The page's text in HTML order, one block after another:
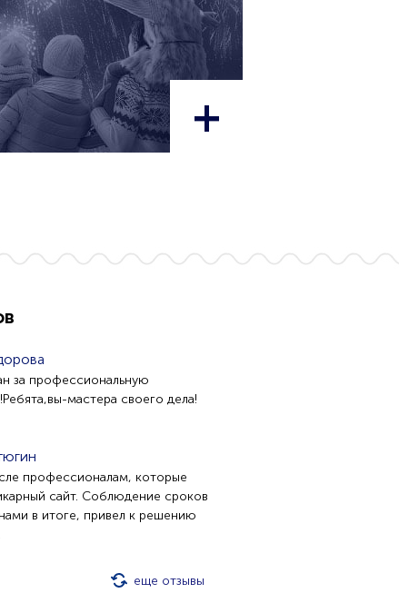
+
за профессиональную
мастера своего дела!
профессионалам, которые
сайт. Соблюдение сроков
в итоге, привел к решению
еще отзывы